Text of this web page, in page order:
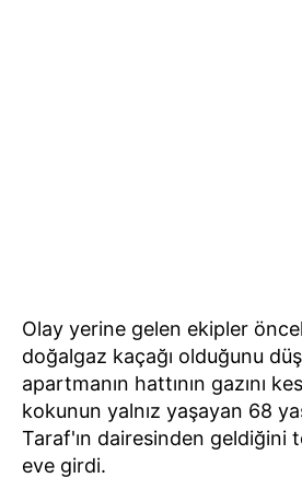
Olay yerine gelen ekipler
doğalgaz kaçağı olduğunu
apartmanın hattının gazını
kokunun yalnız yaşayan 68
Taraf'ın dairesinden geldiğini
eve girdi.